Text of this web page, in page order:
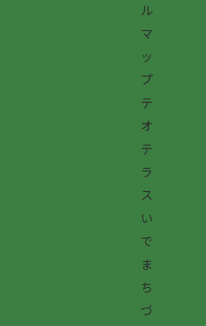
ル
マ
ッ
プ
テ
オ
テ
ラ
ス
い
で
ま
ち
づ